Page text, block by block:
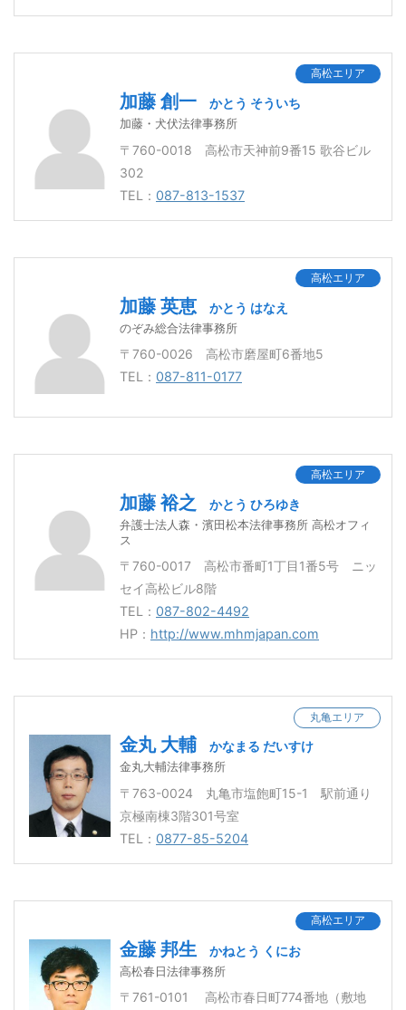
高松エリア
加藤 創一 かとう そういち
加藤・犬伏法律事務所
〒760-0018 高松市天神前9番15 歌谷ビル
302
TEL： 087-813-1537
高松エリア
加藤 英恵 かとう はなえ
のぞみ総合法律事務所
〒760-0026 高松市磨屋町6番地5
TEL： 087-811-0177
高松エリア
加藤 裕之 かとう ひろゆき
弁護士法人森・濱田松本法律事務所 高松オフィ
ス
〒760-0017 高松市番町1丁目1番5号 ニッ
セイ高松ビル8階
TEL： 087-802-4492
HP： http://www.mhmjapan.com
丸亀エリア
金丸 大輔 かなまる だいすけ
金丸大輔法律事務所
〒763-0024 丸亀市塩飽町15-1 駅前通り
京極南棟3階301号室
TEL： 0877-85-5204
高松エリア
金藤 邦生 かねとう くにお
高松春日法律事務所
〒761-0101 高松市春日町774番地（敷地